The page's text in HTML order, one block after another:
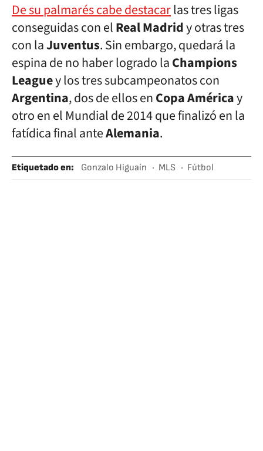
De su palmarés cabe destacarlas tres ligas
conseguidas con elReal Madridy otras tres
con laJuventus. Sin embargo, quedará la
espina de no haber logrado laChampions
Leaguey los tres subcampeonatos con
Argentina, dos de ellos enCopa Américay
otro en el Mundial de 2014 que finalizó en la
fatídica final anteAlemania.
Etiquetado en: Gonzalo Higuaín MLS Fútbol